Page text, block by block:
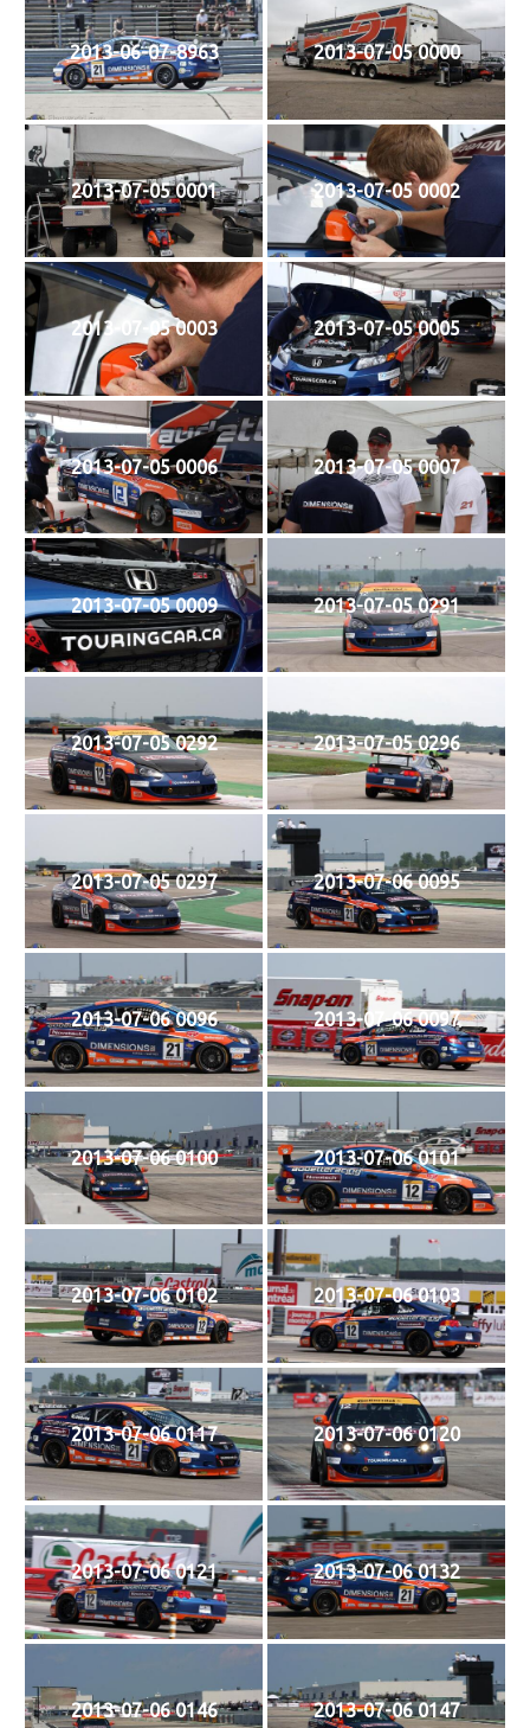
2013-06-07-8963 2013-07-05 0000
2013-07-05 0001 2013-07-05 0002
2013-07-05 0003 2013-07-05 0005
2013-07-05 0006 2013-07-05 0007
2013-07-05 0009 2013-07-05 0291
2013-07-05 0292 2013-07-05 0296
2013-07-05 0297 2013-07-06 0095
2013-07-06 0096 2013-07-06 0097
2013-07-06 0100 2013-07-06 0101
2013-07-06 0102 2013-07-06 0103
2013-07-06 0117 2013-07-06 0120
2013-07-06 0121 2013-07-06 0132
2013-07-06 0146 2013-07-06 0147